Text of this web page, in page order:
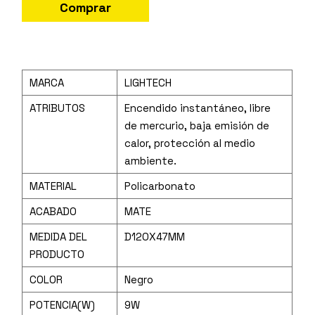
Comprar
MARCA
LIGHTECH
ATRIBUTOS
Encendido instantáneo, libre
de mercurio, baja emisión de
calor, protección al medio
ambiente.
MATERIAL
Policarbonato
ACABADO
MATE
MEDIDA DEL
PRODUCTO
D120X47MM
COLOR
Negro
POTENCIA(W)
9W